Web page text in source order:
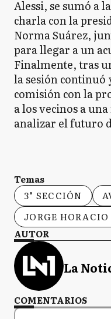
Alessi, se sumó a
charla con la
Norma Suárez,
para llegar a un
Finalmente, tras
la sesión continuó
comisión con la
a los vecinos a
analizar el futuro
Temas
3° SECCIÓN
JORGE HORACIO
AUTOR
La
COMENTARIOS